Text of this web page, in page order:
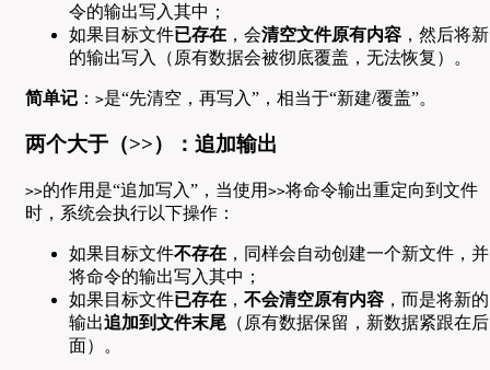
令的输出写入其中；
如果目标文件已存在 ，会清空文件原有内容 ，然后将新
的输出写入（原有数据会被彻底覆盖，无法恢复）。
简单记 ： >是“先清空，再写入”，相当于“新建/覆盖”。
两个大于（>>）：追加输出
>>的作用是“追加写入”，当使用 >>将命令输出重定向到文件
时，系统会执行以下操作：
如果目标文件不存在 ，同样会自动创建一个新文件，并
将命令的输出写入其中；
如果目标文件已存在 ， 不会清空原有内容 ，而是将新的
输出追加到文件末尾 （原有数据保留，新数据紧跟在后
面）。